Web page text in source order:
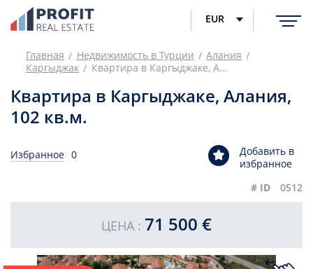
EUR
Главная Недвижимость в Турции
Алания
Каргыджак
Квартира в Каргыджаке, Алания, 102 кв.м.
Квартира в Каргыджаке, Алания,
102 кв.м.
Избранное 0
Добавить в
избранное
# ID
0512
ЦЕНА : 71 500 €